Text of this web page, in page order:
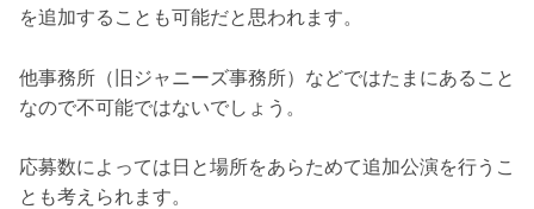
を追加することも可能だと思われます。
他事務所（旧ジャニーズ事務所）などではたまにあること
なので不可能ではないでしょう。
応募数によっては日と場所をあらためて追加公演を行うこ
とも考えられます。